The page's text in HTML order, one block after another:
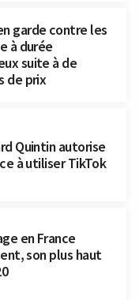
garde contre les
à durée
suite à de
de prix
Quintin autorise
à utiliser TikTok
en France
son plus haut